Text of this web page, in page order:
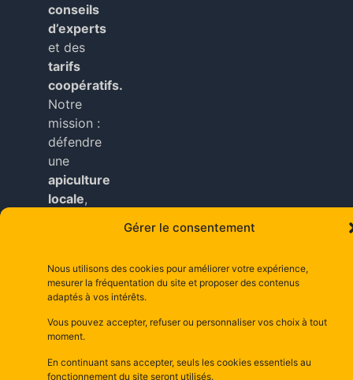
Gérer le consentement
Nous utilisons des cookies pour améliorer votre expérience,
mesurer la fréquentation du site et proposer des contenus
adaptés à vos intérêts.
Vous pouvez accepter, refuser ou personnaliser vos choix à tout
moment.
En continuant sans accepter, seuls les cookies essentiels au
fonctionnement du site seront utilisés.
conseils
d’experts
et des
tarifs
coopératifs.
Notre
mission :
défendre
une
apiculture
locale,
à tous
nos
depuis 1981–Mentions Légales